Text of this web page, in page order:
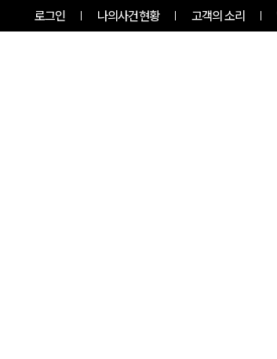
로그인 나의사건현황 고객의 소리